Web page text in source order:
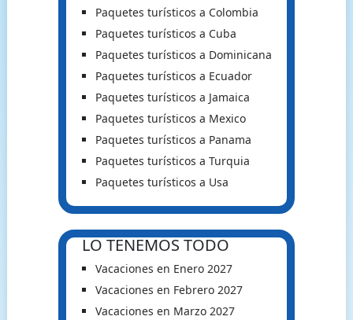
Paquetes turísticos a Colombia
Paquetes turísticos a Cuba
Paquetes turísticos a Dominicana
Paquetes turísticos a Ecuador
Paquetes turísticos a Jamaica
Paquetes turísticos a Mexico
Paquetes turísticos a Panama
Paquetes turísticos a Turquia
Paquetes turísticos a Usa
LO TENEMOS TODO
Vacaciones en Enero 2027
Vacaciones en Febrero 2027
Vacaciones en Marzo 2027